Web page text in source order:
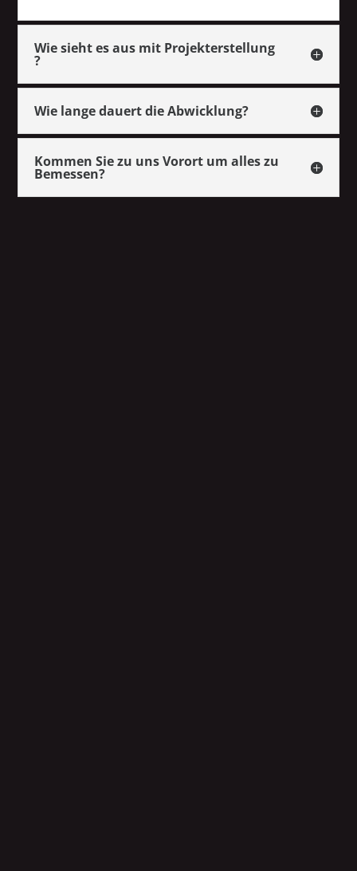
Wie sieht es aus mit Projekterstellung
?
Wie lange dauert die Abwicklung?
Kommen Sie zu uns Vorort um alles zu
Bemessen?